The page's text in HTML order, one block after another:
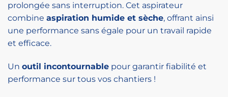
prolongée sans interruption. Cet aspirateur
combine aspiration humide et sèche, offrant ainsi
une performance sans égale pour un travail rapide
et efficace.
Un outil incontournable pour garantir fiabilité et
performance sur tous vos chantiers !